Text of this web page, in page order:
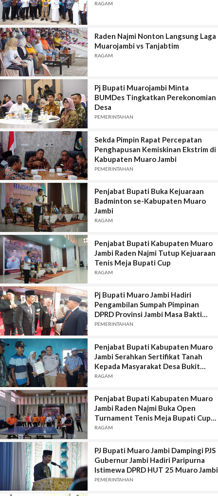
RAGAM
Raden Najmi Nonton Langsung Laga
Muarojambi vs Tanjabtim
RAGAM
Pj Bupati Muarojambi Minta
BUMDes Tingkatkan Perekonomian
Desa
PEMERINTAHAN
Sekda Pimpin Rapat Percepatan
Penghapusan Kemiskinan Ekstrim di
Kabupaten Muaro Jambi
PEMERINTAHAN
Penjabat Bupati Buka Kejuaraan
Badminton se-Kabupaten Muaro
Jambi
RAGAM
Penjabat Bupati Kabupaten Muaro
Jambi Raden Najmi Tutup Kejuaraan
Tenis Meja Bupati Cup
RAGAM
Pj Bupati Muaro Jambi Hadiri
Pengambilan Sumpah Pimpinan
DPRD Provinsi Jambi Masa Bakti
2024-2029
PEMERINTAHAN
Penjabat Bupati Kabupaten Muaro
Jambi Serahkan Sertifikat Tanah
Kepada Masyarakat Desa Bukit
Mulya
RAGAM
Penjabat Bupati Kabupaten Muaro
Jambi Raden Najmi Buka Open
Turnament Tenis Meja Bupati Cup
ke VI se-Sumatera
RAGAM
PJ Bupati Muaro Jambi Dampingi PJS
Gubernur Jambi Hadiri Paripurna
Istimewa DPRD HUT 25 Muaro Jambi
PEMERINTAHAN